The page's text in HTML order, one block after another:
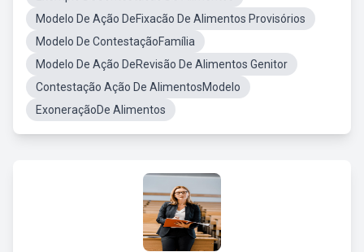
Modelo De Ação DeFixacão De Alimentos Provisórios
Modelo De ContestaçãoFamília
Modelo De Ação DeRevisão De Alimentos Genitor
Contestação Ação De AlimentosModelo
ExoneraçãoDe Alimentos